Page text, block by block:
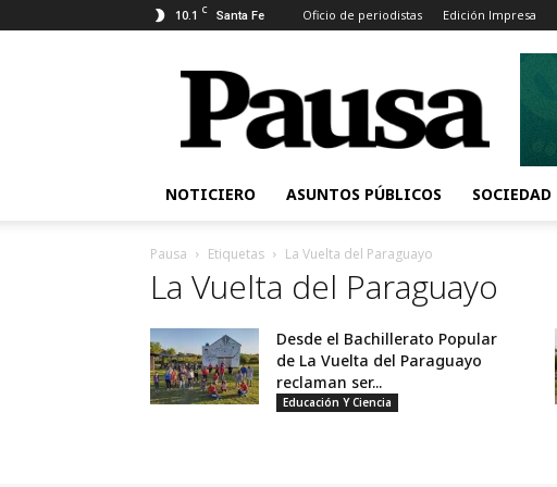
10.1 C Santa Fe Oficio de periodistas Edición Impresa
Pausa
NOTICIERO ASUNTOS PÚBLICOS SOCIEDAD
Pausa Etiquetas La Vuelta del Paraguayo
La Vuelta del Paraguayo
Desde el Bachillerato Popular
de La Vuelta del Paraguayo
reclaman ser...
Educación Y Ciencia